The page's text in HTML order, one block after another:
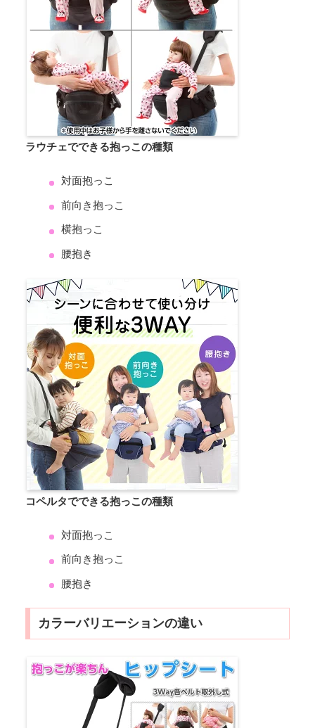
ラウチェでできる抱っこの種類
対面抱っこ
前向き抱っこ
横抱っこ
腰抱き
コペルタでできる抱っこの種類
対面抱っこ
前向き抱っこ
腰抱き
カラーバリエーションの違い